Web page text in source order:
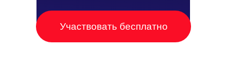
Участвовать бесплатно